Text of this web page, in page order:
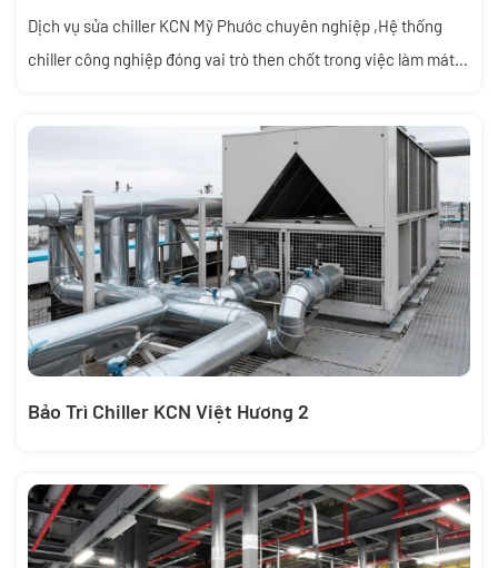
Dịch vụ sửa chiller KCN Mỹ Phước chuyên nghiệp ,Hệ thống
chiller công nghiệp đóng vai trò then chốt trong việc làm mát
Khi chiller gặp sự cố như không lạnh, báo lỗi, rò rỉ nước lạnh hay
tiêu thụ điện cao, doanh nghiệp cần dịch vụ sửa chiller KCN Mỹ
Phước nhanh chóng để tránh gián đoạn sản xuất.
Bảo Trì Chiller KCN Việt Hương 2